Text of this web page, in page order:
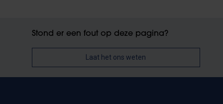
Stond er een fout op deze pagina?
Laat het ons weten